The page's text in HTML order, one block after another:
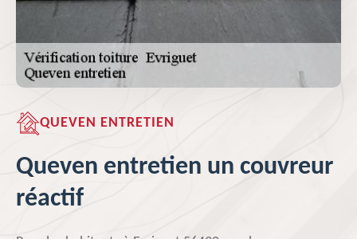
QUEVEN ENTRETIEN
Queven entretien un couvreur
réactif